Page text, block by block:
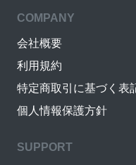
COMPANY
会社概要
利用規約
特定商取引に基づく表
個人情報保護方針
SUPPORT